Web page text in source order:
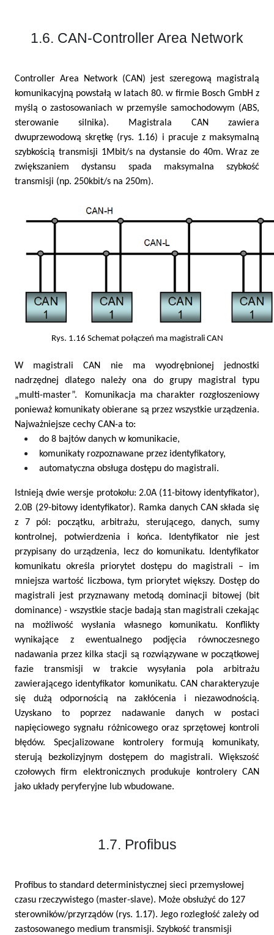
1.6. CAN-Controller Area Network
Controller Area Network (CAN) jest szeregową magistralą
komunikacyjną powstałą w latach 80. w firmie Bosch GmbH z
myślą o zastosowaniach w przemyśle samochodowym (ABS,
sterowanie silnika). Magistrala CAN zawiera
dwuprzewodową skrętkę (rys. 1.16) i pracuje z maksymalną
szybkością transmisji 1Mbit/s na dystansie do 40m. Wraz ze
zwiększaniem dystansu spada maksymalna szybkość
transmisji (np. 250kbit/s na 250m).
Rys. 1.16 Schemat połączeń ma magistrali CAN
W magistrali CAN nie ma wyodrębnionej jednostki
nadrzędnej dlatego należy ona do grupy magistral typu
„multi-master”. Komunikacja ma charakter rozgłoszeniowy
ponieważ komunikaty obierane są przez wszystkie urządzenia.
Najważniejsze cechy CAN-a to:
do 8 bajtów danych w komunikacie,
komunikaty rozpoznawane przez identyfikatory,
automatyczna obsługa dostępu do magistrali.
Istnieją dwie wersje protokołu: 2.0A (11-bitowy identyfikator),
2.0B (29-bitowy identyfikator). Ramka danych CAN składa się
z 7 pól: początku, arbitrażu, sterującego, danych, sumy
kontrolnej, potwierdzenia i końca.
Identyfikator nie jest
przypisany do urządzenia, lecz do komunikatu. Identyfikator
komunikatu określa priorytet dostępu do magistrali – im
mniejsza wartość liczbowa, tym priorytet większy. Dostęp do
magistrali jest przyznawany metodą dominacji bitowej (bit
dominance) - wszystkie stacje badają stan magistrali czekając
na możliwość wysłania własnego komunikatu. Konflikty
wynikające z ewentualnego podjęcia równoczesnego
nadawania przez kilka stacji są rozwiązywane w początkowej
fazie transmisji w trakcie wysyłania pola arbitrażu
zawierającego identyfikator komunikatu. CAN charakteryzuje
się dużą odpornością na zakłócenia i niezawodnością.
Uzyskano to poprzez nadawanie danych w postaci
napięciowego sygnału różnicowego oraz sprzętowej kontroli
błędów. Specjalizowane kontrolery formują komunikaty,
sterują bezkolizyjnym dostępem do magistrali. Większość
czołowych firm elektronicznych produkuje kontrolery CAN
jako układy peryferyjne lub wbudowane.
1.7. Profibus
Profibus to standard deterministycznej sieci przemysłowej
czasu rzeczywistego (master-slave). Może obsłużyć do 127
sterowników/przyrządów (rys. 1.17). Jego rozległość zależy od
zastosowanego medium transmisji. Szybkość transmisji